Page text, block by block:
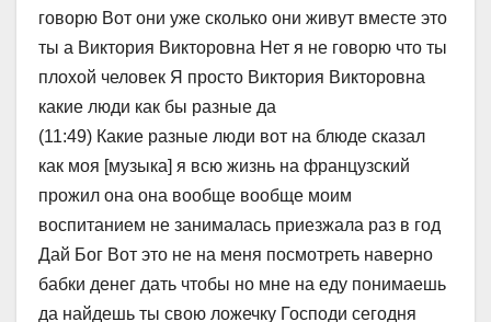
говорю Вот они уже сколько они живут вместе это
ты а Виктория Викторовна Нет я не говорю что ты
плохой человек Я просто Виктория Викторовна
какие люди как бы разные да
(11:49) Какие разные люди вот на блюде сказал
как моя [музыка] я всю жизнь на французский
прожил она она вообще вообще моим
воспитанием не занималась приезжала раз в год
Дай Бог Вот это не на меня посмотреть наверно
бабки денег дать чтобы но мне на еду понимаешь
да найдешь ты свою ложечку Господи сегодня